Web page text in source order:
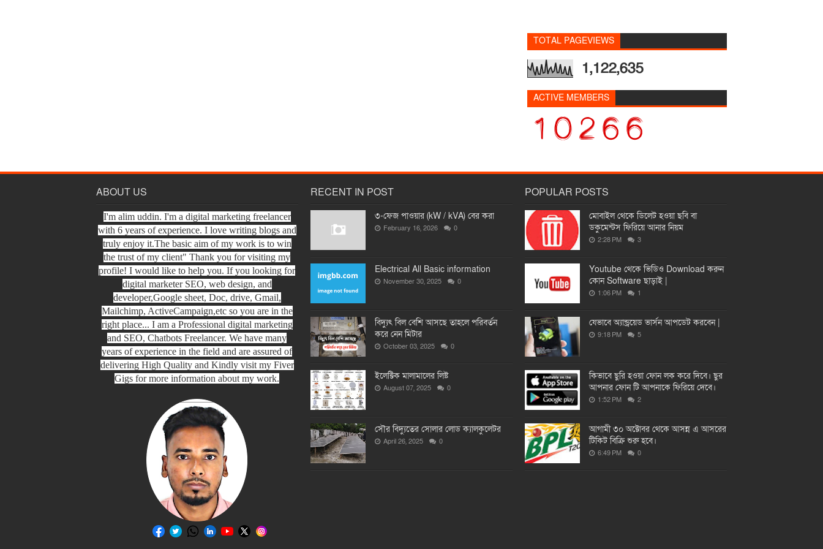
TOTAL PAGEVIEWS
1,122,635
ACTIVE MEMBERS
ABOUT US
I'm alim uddin. I'm a digital marketing freelancer
with 6 years of experience. I love writing blogs and
truly enjoy it.The basic aim of my work is to win
the trust of my client" Thank you for visiting my
profile! I would like to help you. If you looking for
digital marketer SEO, web design, and
developer,Google sheet, Doc, drive, Gmail,
Mailchimp, ActiveCampaign,etc so you are in the
right place... I am a Professional digital marketing
and SEO, Chatbots Freelancer. We have many
years of experience in the field and are assured of
delivering High Quality and Kindly visit my Fiver
Gigs for more information about my work.
RECENT IN POST
৩-ফেজ পাওয়ার (kW / kVA) বের করা
February 16, 2026 0
Electrical All Basic information
November 30, 2025 0
বিদ্যুৎ বিল বেশি আসছে তাহলে পরিবর্তন
করে নেন মিটার
October 03, 2025 0
ইলেক্টিক মালামালের লিষ্ট
August 07, 2025 0
সৌর বিদ্যুতের সোলার লোড ক্যালকুলেটর
April 26, 2025 0
POPULAR POSTS
মোবাইল থেকে ডিলেট হওয়া ছবি বা
ডকুমেন্টস ফিরিয়ে আনার নিয়ম
2:28 PM 3
Youtube থেকে ভিডিও Download করুন
কোন Software ছাড়াই |
1:06 PM 1
যেভাবে অ্যান্ড্রয়েড ভার্সন আপডেট করবেন |
9:18 PM 5
কিভাবে ছুরি হওয়া ফোন লক করে দিবে। ছুর
আপনার ফোন টি আপনাকে ফিরিয়ে দেবে।
1:52 PM 2
আগামী ৩০ অক্টোবর থেকে আসন্ন এ আসরের
টিকিট বিক্রি শুরু হবে।
6:49 PM 0